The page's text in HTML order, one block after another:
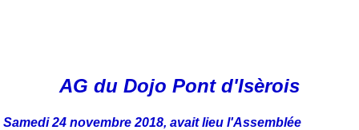
AG du Dojo Pont d'Isèrois
Samedi 24 novembre 2018, avait lieu l'Assemblée